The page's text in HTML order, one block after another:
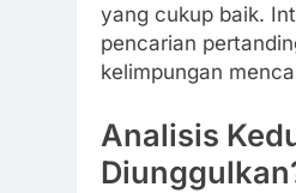
yang cukup baik.
pencarian
kelimpungan
Analisis